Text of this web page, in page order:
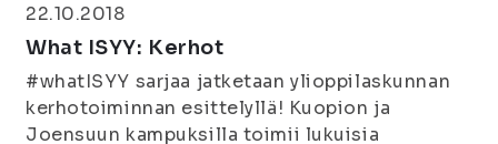
22.10.2018
What ISYY: Kerhot
#whatISYY sarjaa jatketaan ylioppilaskunnan
kerhotoiminnan esittelyllä! Kuopion ja
Joensuun kampuksilla toimii lukuisia